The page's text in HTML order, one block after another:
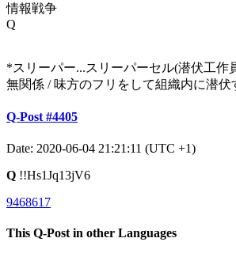
情報戦争
Q
*スリーパー...スリーパーセル(潜伏工作
無関係 / 味方のフリをして組織内に潜伏
Q-Post #4405
Date: 2020-06-04 21:21:11 (UTC +1)
Q !!Hs1Jq13jV6
9468617
This Q-Post in other Languages